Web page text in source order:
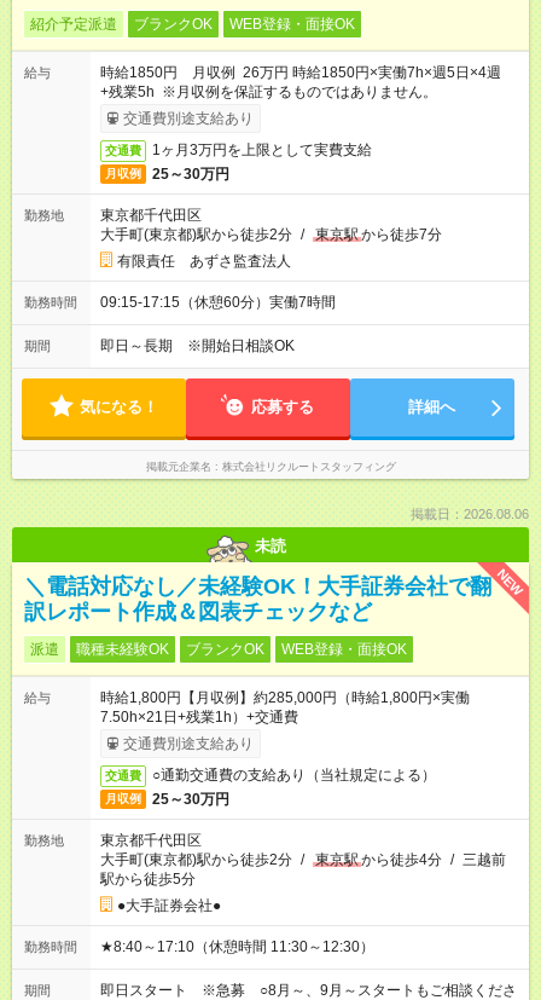
紹介予定派遣 ブランクOK WEB登録・面接OK
給与
時給1850円 月収例 26万円 時給1850円×実働7h×週5日×4週
+残業5h ※月収例を保証するものではありません。
交通費別途支給あり
交通費 1ヶ月3万円を上限として実費支給
月収例 25～30万円
勤務地
東京都千代田区
大手町(東京都)駅から徒歩2分 / 東京駅から徒歩7分
有限責任 あずさ監査法人
勤務時間 09:15-17:15（休憩60分）実働7時間
期間 即日～長期 ※開始日相談OK
気になる！ 応募する 詳細へ
掲載元企業名 株式会社リクルートスタッフィング
掲載日：2026.08.06
未読
NEW
＼電話対応なし／未経験OK！大手証券会社で翻
訳レポート作成＆図表チェックなど
派遣 職種未経験OK ブランクOK WEB登録・面接OK
給与
時給1,800円【月収例】約285,000円（時給1,800円×実働
7.50h×21日+残業1h）+交通費
交通費別途支給あり
交通費 ○通勤交通費の支給あり（当社規定による）
月収例 25～30万円
勤務地
東京都千代田区
大手町(東京都)駅から徒歩2分 / 東京駅から徒歩4分 / 三越前
駅から徒歩5分
●大手証券会社●
勤務時間 ★8:40～17:10（休憩時間 11:30～12:30）
期間
即日スタート ※急募 ○8月～、9月～スタートもご相談くださ